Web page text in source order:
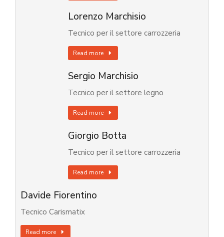
Lorenzo Marchisio
Tecnico per il settore carrozzeria
Read more
Sergio Marchisio
Tecnico per il settore legno
Read more
Giorgio Botta
Tecnico per il settore carrozzeria
Read more
Davide Fiorentino
Tecnico Carismatix
Read more